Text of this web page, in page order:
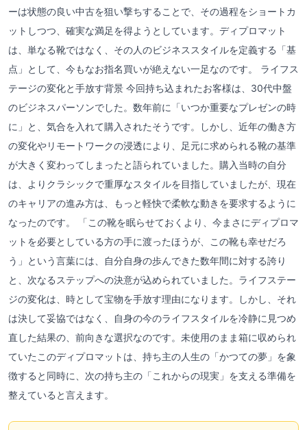
ーは状態の良い中古を狙い撃ちすることで、その過程をショートカ
ットしつつ、確実な満足を得ようとしています。ディプロマット
は、単なる靴ではなく、その人のビジネススタイルを定義する「基
点」として、今もなお指名買いが絶えない一足なのです。 ライフス
テージの変化と手放す背景 今回持ち込まれたお客様は、30代中盤
のビジネスパーソンでした。数年前に「いつか重要なプレゼンの時
に」と、気合を入れて購入されたそうです。しかし、近年の働き方
の変化やリモートワークの浸透により、足元に求められる靴の基準
が大きく変わってしまったと語られていました。購入当時の自分
は、よりクラシックで重厚なスタイルを目指していましたが、現在
のキャリアの進み方は、もっと軽快で柔軟な動きを要求するように
なったのです。 「この靴を眠らせておくより、今まさにディプロマ
ットを必要としている方の手に渡ったほうが、この靴も幸せだろ
う」という言葉には、自分自身の歩んできた数年間に対する誇り
と、次なるステップへの決意が込められていました。ライフステー
ジの変化は、時として宝物を手放す理由になります。しかし、それ
は決して妥協ではなく、自身の今のライフスタイルを冷静に見つめ
直した結果の、前向きな選択なのです。未使用のまま箱に収められ
ていたこのディプロマットは、持ち主の人生の「かつての夢」を象
徴すると同時に、次の持ち主の「これからの現実」を支える準備を
整えていると言えます。